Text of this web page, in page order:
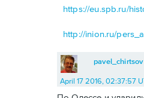
https://eu.spb.ru/
http://inion.ru/
pavel_chirtsov
April 17 2016, 02:37:57